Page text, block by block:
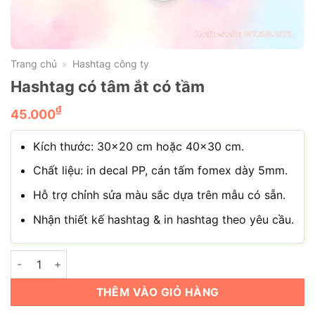
Trang chủ » Hashtag công ty
Hashtag có tâm ắt có tầm
45.000₫
Kích thước: 30×20 cm hoặc 40×30 cm.
Chất liệu: in decal PP, cán tấm fomex dày 5mm.
Hỗ trợ chỉnh sửa màu sắc dựa trên mẫu có sẵn.
Nhận thiết kế hashtag & in hashtag theo yêu cầu.
Hashtag có tâm ắt có tầm số lượng
THÊM VÀO GIỎ HÀNG